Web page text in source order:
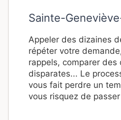
Sainte-
Appeler des dizaines
répéter votre
rappels, comparer des
disparates... Le
vous fait perdre un
vous risquez de